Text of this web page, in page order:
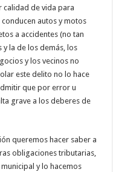
calidad de vida para
autos y motos
a accidentes (no tan
y la de los demás, los
y los vecinos no
este delito no lo hace
que por error u
grave a los deberes de
queremos hacer saber a
obligaciones tributarias,
y lo hacemos